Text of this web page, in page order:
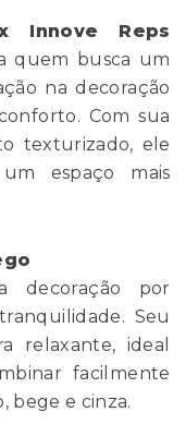
Innove Reps
quem busca um
na decoração
Com sua
texturizado, ele
espaço mais
decoração por
Seu
relaxante, ideal
facilmente
bege e cinza.